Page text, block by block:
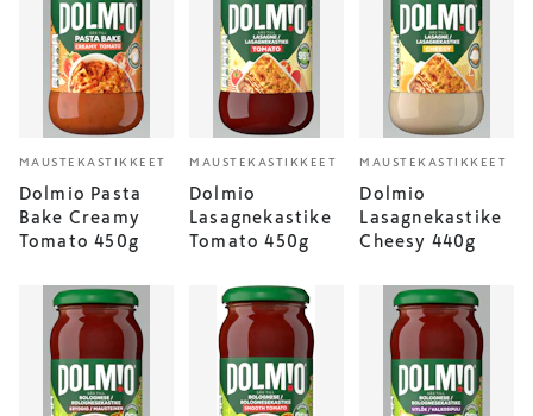
MAUSTEKASTIKKEET
Dolmio Pasta
Bake Creamy
Tomato 450g
MAUSTEKASTIKKEET
Dolmio
Lasagnekastike
Tomato 450g
MAUSTEKASTIKKEET
Dolmio
Lasagnekastike
Cheesy 440g